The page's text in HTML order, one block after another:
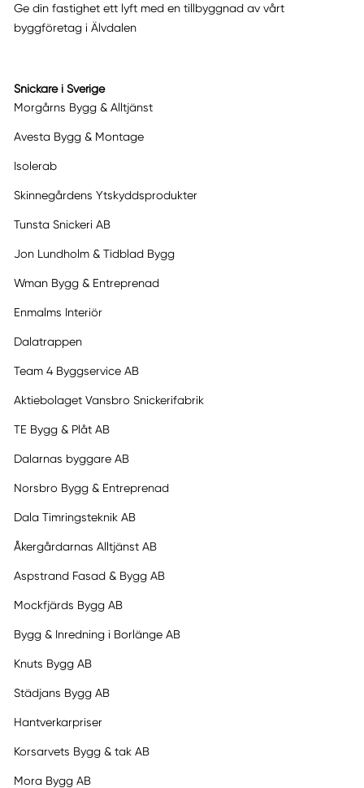
Ge din fastighet ett lyft med en tillbyggnad av vårt
byggföretag i Älvdalen
Snickare i Sverige
Morgårns Bygg & Alltjänst
Avesta Bygg & Montage
Isolerab
Skinnegårdens Ytskyddsprodukter
Tunsta Snickeri AB
Jon Lundholm & Tidblad Bygg
Wman Bygg & Entreprenad
Enmalms Interiör
Dalatrappen
Team 4 Byggservice AB
Aktiebolaget Vansbro Snickerifabrik
TE Bygg & Plåt AB
Dalarnas byggare AB
Norsbro Bygg & Entreprenad
Dala Timringsteknik AB
Åkergårdarnas Alltjänst AB
Aspstrand Fasad & Bygg AB
Mockfjärds Bygg AB
Bygg & Inredning i Borlänge AB
Knuts Bygg AB
Städjans Bygg AB
Hantverkarpriser
Korsarvets Bygg & tak AB
Mora Bygg AB